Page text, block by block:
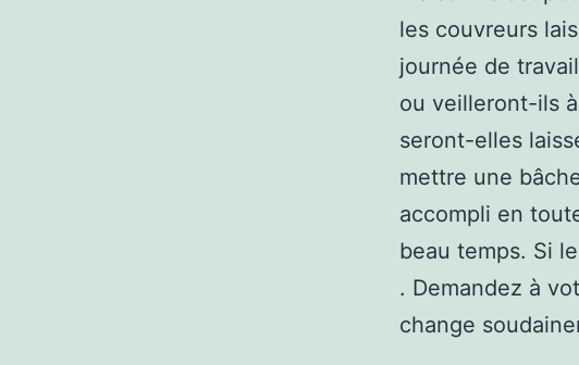
les couvreurs
journée de
ou veilleront-ils
seront-elles
mettre une
accompli en
beau temps. Si
. Demandez à
change